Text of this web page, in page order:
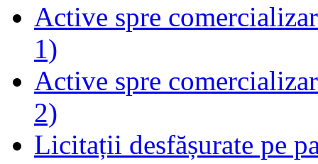
Active spre
1)
Active spre
2)
Licitații desfășurate pe